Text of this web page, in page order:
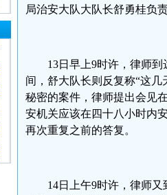
局治安大队大队长舒勇桂负
13日早上9时许，律师
间，舒大队长则反复称“这
秘密的案件，律师提出会见
安机关应该在四十八小时内
再次重复之前的答复。
14日上午9时许，律师